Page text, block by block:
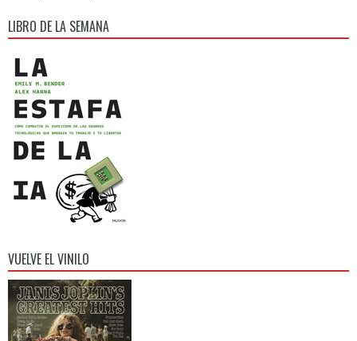
LIBRO DE LA SEMANA
VUELVE EL VINILO